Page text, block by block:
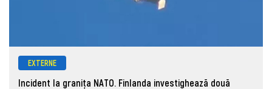
EXTERNE
Incident la granița NATO. Finlanda investighează două